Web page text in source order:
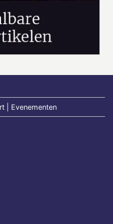
| Evenementen